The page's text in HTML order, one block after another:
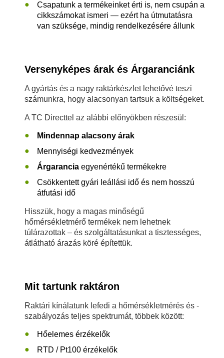
Csapatunk a termékeinket érti is, nem csupán a
cikkszámokat ismeri — ezért ha útmutatásra
van szüksége, mindig rendelkezésére állunk
Versenyképes árak és Árgaranciánk
A gyártás és a nagy raktárkészlet lehetővé teszi
számunkra, hogy alacsonyan tartsuk a költségeket.
A TC Directtel az alábbi előnyökben részesül:
Mindennap alacsony árak
Mennyiségi kedvezmények
Árgaranciaegyenértékű termékekre
Csökkentett gyári leállási idő és nem hosszú
átfutási idő
Hisszük, hogy a magas minőségű
hőmérsékletmérő termékek nem lehetnek
túlárazottak – és szolgáltatásunkat a tisztességes,
átlátható árazás köré építettük.
Mit tartunk raktáron
Raktári kínálatunk lefedi a hőmérsékletmérés és -
szabályozás teljes spektrumát, többek között:
Hőelemes érzékelők
RTD / Pt100 érzékelők